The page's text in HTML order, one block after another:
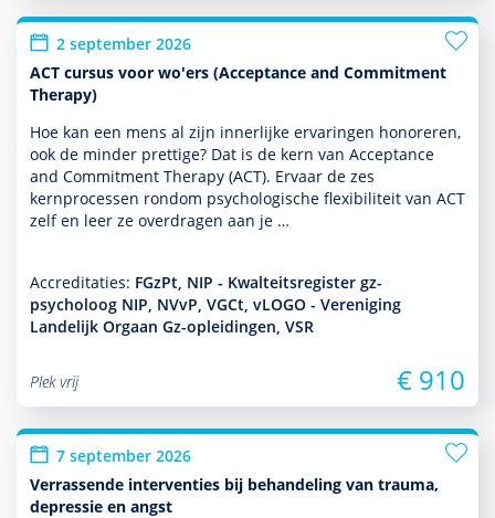
2 september 2026
ACT cursus voor wo'ers (Acceptance and Commitment
Therapy)
Hoe kan een mens al zijn innerlijke ervaringen honoreren,
ook de minder prettige? Dat is de kern van Acceptance
and Commitment Therapy (ACT). Ervaar de zes
kernprocessen ron­dom psycho­logische flexibiliteit van ACT
zelf en leer ze overdragen aan je …
Accreditaties: FGzPt, NIP - Kwalteitsregister gz-
psycholoog NIP, NVvP, VGCt, vLOGO - Vereniging
Landelijk Orgaan Gz-opleidingen, VSR
Plek vrij € 910
7 september 2026
Verrassende interventies bij behandeling van trauma,
depressie en angst